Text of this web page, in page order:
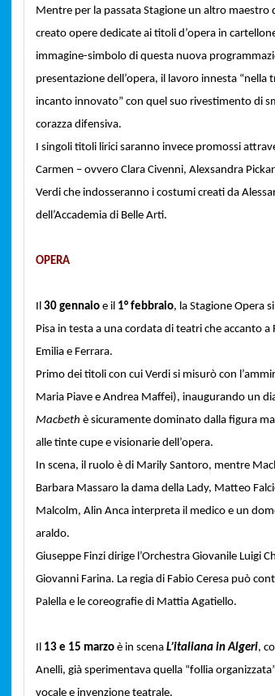
Mentre per la passata Stagione un altro
creato opere dedicate ai titoli d’opera in
immagine-simbolo di questa nuova
presentazione dell’opera, il lavoro innesta
incanto innovato” con quel suo rivestimento di
corazza difensiva.
I singoli titoli lirici saranno invece promossi
Carmen – ovvero Clara Civenni, Alexsandra
Verdi che indosseranno i costumi creati da
dell’Accademia di Belle Arti.
OPERA
Il 30 gennaio e il 1° febbraio, la Stagione Opera
Pisa in testa a una cordata di teatri che accanto
Emilia e Ferrara.
Primo dei titoli con cui Verdi si misurò con
Maria Piave e Andrea Maffei), inaugurando un
Macbeth è sicuramente dominato dalla figura
alle tinte cupe e visionarie dell’opera.
In scena, il ruolo è di Marily Santoro, mentre
Barbara Massaro la dama della Lady, Matteo
Malcolm, Alin Anca interpreta il medico e un
araldo.
Giuseppe Finzi dirige l’Orchestra Giovanile Luigi
Giovanni Farina. La regia di Fabio Ceresa può
Palella e le coreografie di Mattia Agatiello.
Il 13 e 15 marzo è in scena L’italiana in Algeri,
Anelli, già sperimentava quella “follia
vocale e invenzione teatrale.